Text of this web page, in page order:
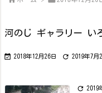
河のじ ギャラリー い
 2018年12月26日  2019年7月
 2019